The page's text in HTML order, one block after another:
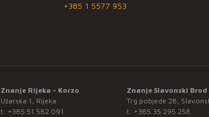
+385 1 5577 953
Znanje Rijeka - Korzo
Užarska 1, Rijeka
t: +385 51 582 091
Znanje Slavonski Brod
Trg pobjede 28,
t: +385 35 295 258